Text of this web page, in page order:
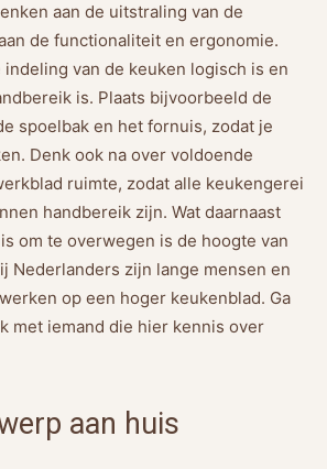
aan de uitstraling van de
de functionaliteit en ergonomie.
van de keuken logisch is en
is. Plaats bijvoorbeeld de
spoelbak en het fornuis, zodat je
Denk ook na over voldoende
ruimte, zodat alle keukengerei
handbereik zijn. Wat daarnaast
om te overwegen is de hoogte van
Nederlanders zijn lange mensen en
op een hoger keukenblad. Ga
met iemand die hier kennis over
aan huis